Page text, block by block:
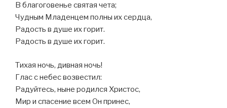
В благоговенье святая чета;
Чудным Младенцем полны их сердца,
Радость в душе их горит.
Радость в душе их горит.
Тихая ночь, дивная ночь!
Глас с небес возвестил:
Радуйтесь, ныне родился Христос,
Мир и спасение всем Он принес,